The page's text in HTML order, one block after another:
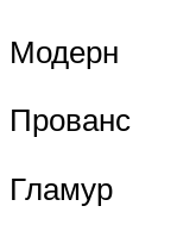
Модерн
Прованс
Гламур